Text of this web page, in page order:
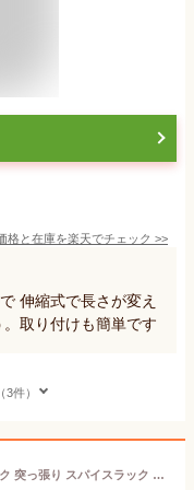
格と在庫を楽天でチェック >>
伸縮式で長さが変え
取り付けも簡単です
件）
公式ショップ 正規品 燕三条 調味料ラック 突っ張り スパイスラック ワイド つっぱり シンク上 ステンレス 3段 キッチン 出窓 棚 おしゃれ シンク グラス 収納 おすすめ 突っ張り式調味料ラック 日本製